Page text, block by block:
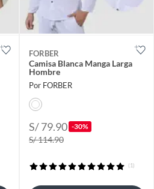
FORBER
Camisa Blanca Manga Larga
Hombre
Por FORBER
S/ 79.90 -30%
S/ 114.90
(1)